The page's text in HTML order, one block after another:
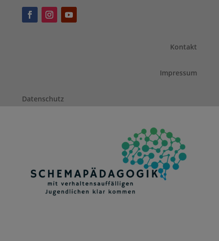
Kontakt
Impressum
Datenschutz